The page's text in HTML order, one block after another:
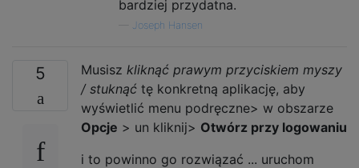
bardziej przydatna.
Joseph Hansen
5 Musisz kliknąć prawym przyciskiem myszy
/ stuknąć tę konkretną aplikację, aby
wyświetlić menu podręczne> w obszarze
Opcje > un kliknij> Otwórz przy logowaniu
i to powinno go rozwiązać ... uruchom